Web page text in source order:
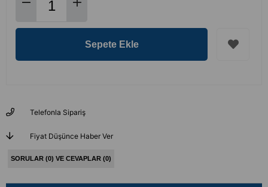
Telefonla Sipariş
Fiyat Düşünce Haber Ver
SORULAR (0) VE CEVAPLAR (0)